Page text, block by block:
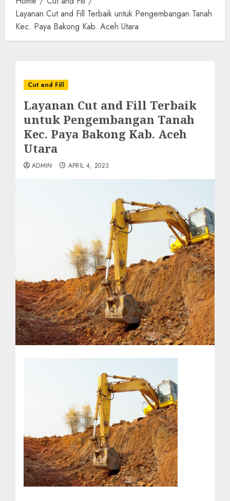
Layanan Cut and Fill Terbaik untuk Pengembangan Tanah
Kec. Paya Bakong Kab. Aceh Utara
Cut and Fill
Layanan Cut and Fill Terbaik
untuk Pengembangan Tanah
Kec. Paya Bakong Kab. Aceh
Utara
ADMIN APRIL 4, 2023